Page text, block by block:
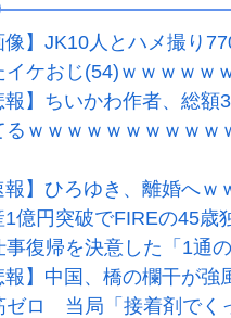
像】JK10人とハメ撮り
イケおじ(54)ｗｗｗｗｗ
報】ちいかわ作者、総額
るｗｗｗｗｗｗｗｗｗｗ
報】ひろゆき、離婚へｗ
1億円突破でFIREの45歳
復帰を決意した「1通の
報】中国、橋の欄干が強
ロ 当局「接着剤でく